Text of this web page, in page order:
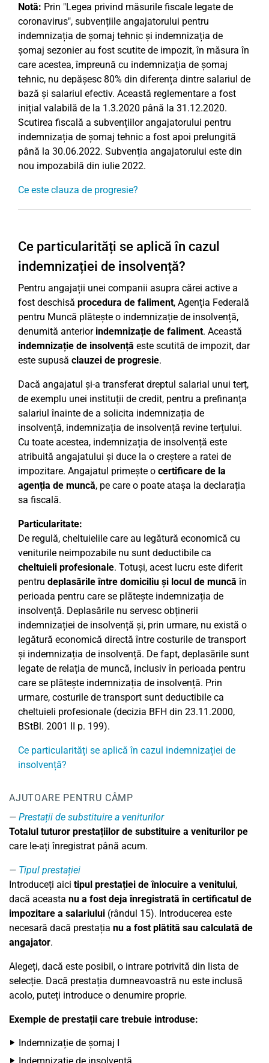
Notă: Prin "Legea privind măsurile fiscale legate de
coronavirus", subvențiile angajatorului pentru
indemnizația de șomaj tehnic și indemnizația de
șomaj sezonier au fost scutite de impozit, în măsura în
care acestea, împreună cu indemnizația de șomaj
tehnic, nu depășesc 80% din diferența dintre salariul de
bază și salariul efectiv. Această reglementare a fost
inițial valabilă de la 1.3.2020 până la 31.12.2020.
Scutirea fiscală a subvențiilor angajatorului pentru
indemnizația de șomaj tehnic a fost apoi prelungită
până la 30.06.2022. Subvenția angajatorului este din
nou impozabilă din iulie 2022.
Ce este clauza de progresie?
Ce particularități se aplică în cazul
indemnizației de insolvență?
Pentru angajații unei companii asupra cărei active a
fost deschisă procedura de faliment, Agenția Federală
pentru Muncă plătește o indemnizație de insolvență,
denumită anterior indemnizație de faliment. Această
indemnizație de insolvență este scutită de impozit, dar
este supusă clauzei de progresie.
Dacă angajatul și-a transferat dreptul salarial unui terț,
de exemplu unei instituții de credit, pentru a prefinanța
salariul înainte de a solicita indemnizația de
insolvență, indemnizația de insolvență revine terțului.
Cu toate acestea, indemnizația de insolvență este
atribuită angajatului și duce la o creștere a ratei de
impozitare. Angajatul primește o certificare de la
agenția de muncă, pe care o poate atașa la declarația
sa fiscală.
Particularitate:
De regulă, cheltuielile care au legătură economică cu
veniturile neimpozabile nu sunt deductibile ca
cheltuieli profesionale. Totuși, acest lucru este diferit
pentru deplasările între domiciliu și locul de muncă în
perioada pentru care se plătește indemnizația de
insolvență. Deplasările nu servesc obținerii
indemnizației de insolvență și, prin urmare, nu există o
legătură economică directă între costurile de transport
și indemnizația de insolvență. De fapt, deplasările sunt
legate de relația de muncă, inclusiv în perioada pentru
care se plătește indemnizația de insolvență. Prin
urmare, costurile de transport sunt deductibile ca
cheltuieli profesionale (decizia BFH din 23.11.2000,
BStBl. 2001 II p. 199).
Ce particularități se aplică în cazul indemnizației de
insolvență?
AJUTOARE PENTRU CÂMP
Prestații de substituire a veniturilor
Totalul tuturor prestațiilor de substituire a veniturilor pe
care le-ați înregistrat până acum.
Tipul prestației
Introduceți aici tipul prestației de înlocuire a venitului,
dacă aceasta nu a fost deja înregistrată în certificatul de
impozitare a salariului (rândul 15). Introducerea este
necesară dacă prestația nu a fost plătită sau calculată de
angajator.
Alegeți, dacă este posibil, o intrare potrivită din lista de
selecție. Dacă prestația dumneavoastră nu este inclusă
acolo, puteți introduce o denumire proprie.
Exemple de prestații care trebuie introduse:
Indemnizație de șomaj I